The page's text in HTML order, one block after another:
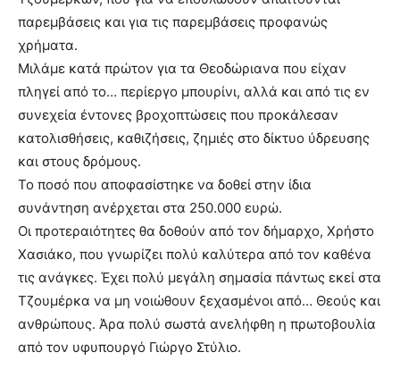
παρεμβάσεις και για τις παρεμβάσεις προφανώς
χρήματα.
Μιλάμε κατά πρώτον για τα Θεοδώριανα που είχαν
πληγεί από το… περίεργο μπουρίνι, αλλά και από τις εν
συνεχεία έντονες βροχοπτώσεις που προκάλεσαν
κατολισθήσεις, καθιζήσεις, ζημιές στο δίκτυο ύδρευσης
και στους δρόμους.
Το ποσό που αποφασίστηκε να δοθεί στην ίδια
συνάντηση ανέρχεται στα 250.000 ευρώ.
Οι προτεραιότητες θα δοθούν από τον δήμαρχο, Χρήστο
Χασιάκο, που γνωρίζει πολύ καλύτερα από τον καθένα
τις ανάγκες. Έχει πολύ μεγάλη σημασία πάντως εκεί στα
Τζουμέρκα να μη νοιώθουν ξεχασμένοι από… Θεούς και
ανθρώπους. Άρα πολύ σωστά ανελήφθη η πρωτοβουλία
από τον υφυπουργό Γιώργο Στύλιο.